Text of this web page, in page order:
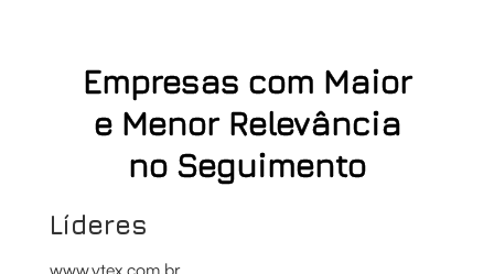
Empresas com Maior
e Menor Relevância
no Seguimento
Líderes
www.vtex.com.br